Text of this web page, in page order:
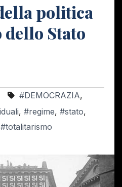
politica
Stato
#DEMOCRAZIA,
, #regime, #stato,
#totalitarismo